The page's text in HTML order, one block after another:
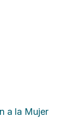
a la Mujer